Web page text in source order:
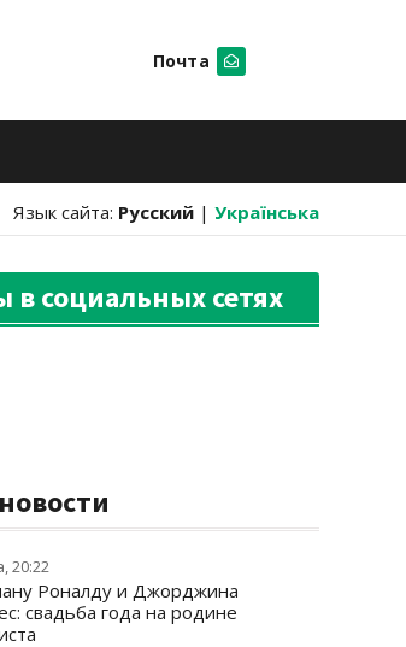
Почта
Язык сайта: Русский | Українська
в социальных сетях
20:22
Роналду и Джорджина
свадьба года на родине